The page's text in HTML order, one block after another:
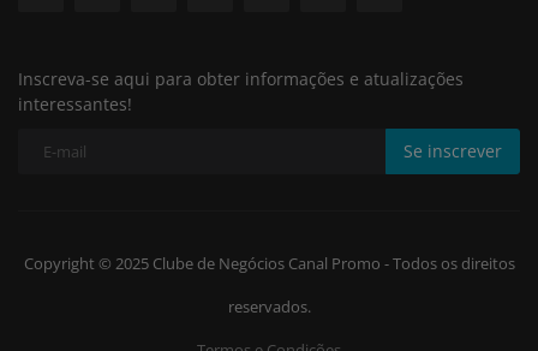
Inscreva-se aqui para obter informações e atualizações
interessantes!
Se inscrever
Copyright © 2025 Clube de Negócios Canal Promo - Todos os direitos
reservados.